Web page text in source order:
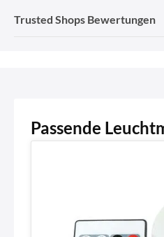
Trusted Shops Bewertungen
Passende